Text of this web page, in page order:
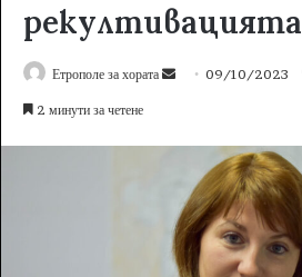
рекултивацията
Етрополе за хората
n
e
m
09/10/2023
2 минути за четене